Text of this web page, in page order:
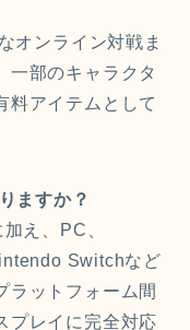
オンライン対戦ま
一部のキャラクタ
料アイテムとして
ますか？
え、PC、
Switchなど
ラットフォーム間
プレイに完全対応